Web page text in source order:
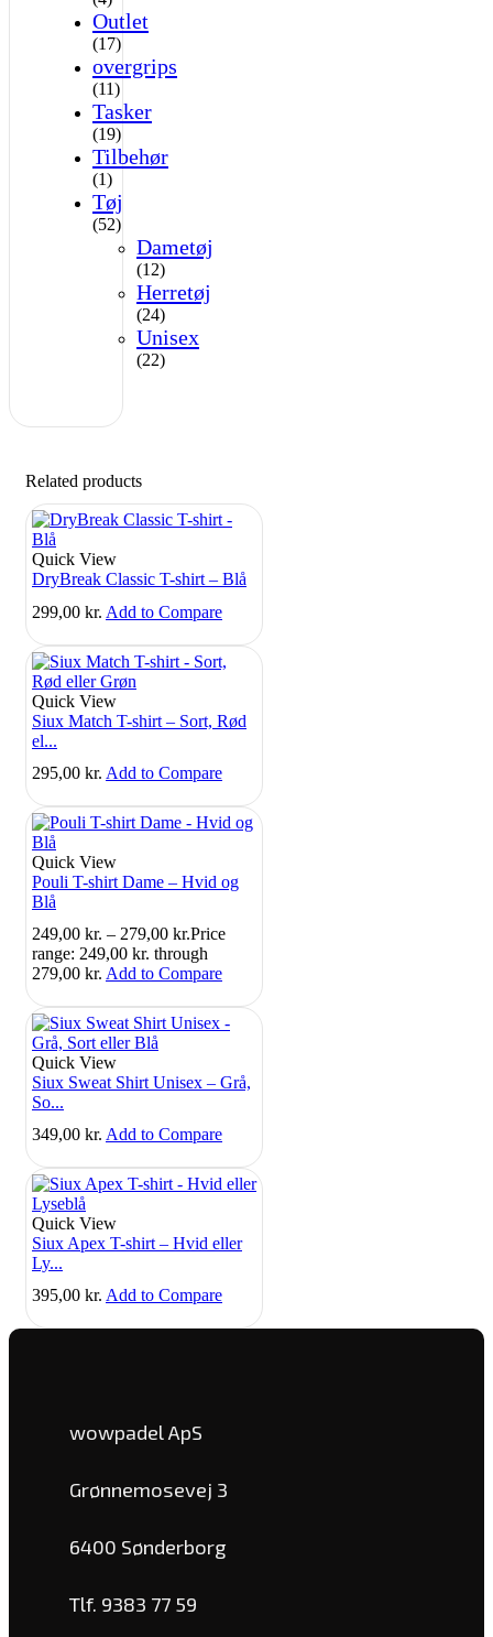
Outlet
(17)
overgrips
(11)
Tasker
(19)
Tilbehør
(1)
Tøj
(52)
Dametøj
(12)
Herretøj
(24)
Unisex
(22)
Related products
Quick View
DryBreak Classic T-shirt – Blå
299,00 kr. Add to Compare
Quick View
Siux Match T-shirt – Sort, Rød
el...
295,00 kr. Add to Compare
Quick View
Pouli T-shirt Dame – Hvid og
Blå
249,00 kr. – 279,00 kr.Price
range: 249,00 kr. through
279,00 kr. Add to Compare
Quick View
Siux Sweat Shirt Unisex – Grå,
So...
349,00 kr. Add to Compare
Quick View
Siux Apex T-shirt – Hvid eller
Ly...
395,00 kr. Add to Compare
wowpadel ApS
Grønnemosevej 3
6400 Sønderborg
Tlf. 9383 77 59